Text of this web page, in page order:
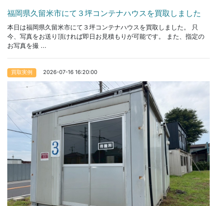
福岡県久留米市にて３坪コンテナハウスを買取しました
本日は福岡県久留米市にて３坪コンテナハウスを買取しました。 只
今、写真をお送り頂ければ即日お見積もりが可能です。 また、指定の
お写真を撮 ...
買取実例 2026-07-16 16:20:00